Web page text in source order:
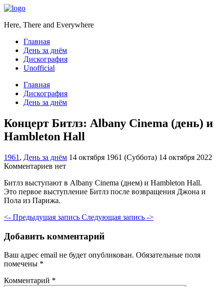
Here, There and Everywhere
Главная
День за днём
Дискография
Unofficial
Главная
Дискография
День за днём
Концерт Битлз: Albany Cinema (день) и
Hambleton Hall
1961 , День за днём 14 октября 1961 (Суббота) 14 октября 2022
Комментариев нет
Битлз выступают в Albany Cinema (днем) и Hambleton Hall.
Это первое выступление Битлз после возвращения Джона и
Пола из Парижа.
<- Предыдущая запись Следующая запись ->
Добавить комментарий
Ваш адрес email не будет опубликован. Обязательные поля
помечены *
Комментарий *